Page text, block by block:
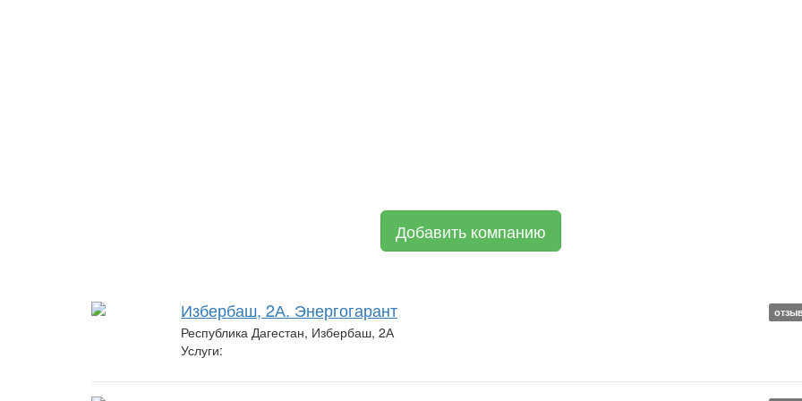
Добавить компанию
Избербаш, 2А. Энергогарант
Республика Дагестан, Избербаш, 2А
Услуги: